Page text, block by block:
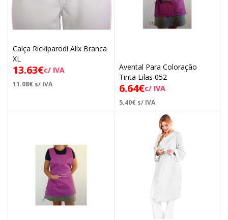
Calça Rickiparodi Alix Branca
XL
13.63€c/ IVA
11.08€ s/ IVA
Avental Para Coloração
Tinta Lilas 052
6.64€c/ IVA
5.40€ s/ IVA